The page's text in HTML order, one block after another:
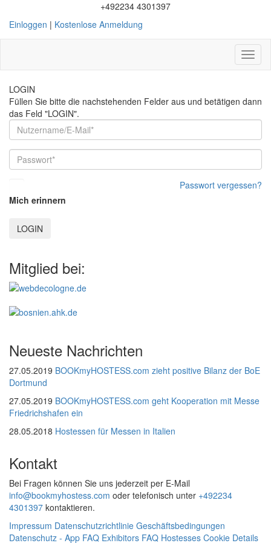
+492234 4301397
Einloggen | Kostenlose Anmeldung
LOGIN
Füllen Sie bitte die nachstehenden Felder aus und betätigen dann
das Feld "LOGIN".
Mich erinnern
Passwort vergessen?
LOGIN
Mitglied bei:
Neueste Nachrichten
27.05.2019 BOOKmyHOSTESS.com zieht positive Bilanz der BoE
Dortmund
27.05.2019 BOOKmyHOSTESS.com geht Kooperation mit Messe
Friedrichshafen ein
28.05.2018 Hostessen für Messen in Italien
Kontakt
Bei Fragen können Sie uns jederzeit per E-Mail
info@bookmyhostess.com oder telefonisch unter +492234
4301397 kontaktieren.
Impressum Datenschutzrichtlinie Geschäftsbedingungen
Datenschutz - App FAQ Exhibitors FAQ Hostesses Cookie Details